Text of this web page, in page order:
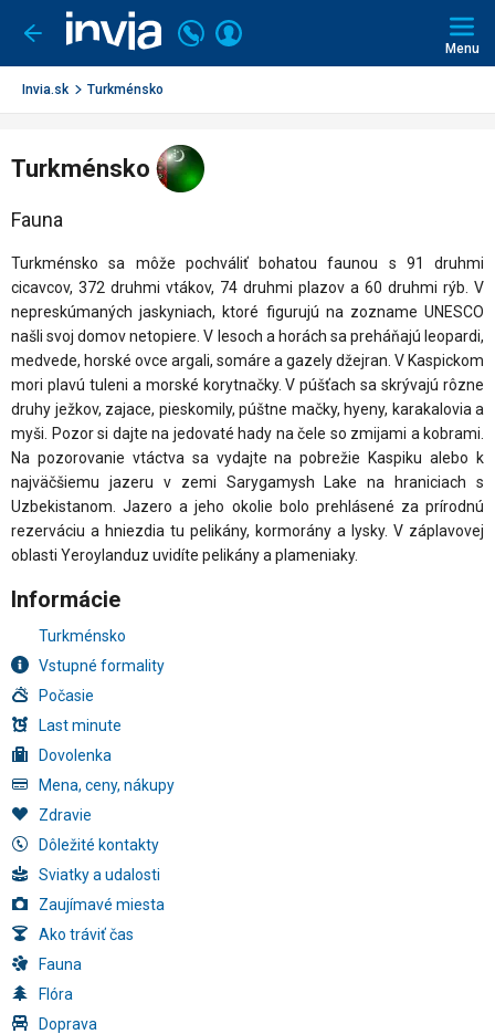
Ísť
späť
Volajte
+421
2
Prihlásiť
Menu
Invia.sk Turkménsko
Turkménsko
Fauna
Turkménsko sa môže pochváliť bohatou faunou s 91 druhmi
cicavcov, 372 druhmi vtákov, 74 druhmi plazov a 60 druhmi rýb. V
nepreskúmaných jaskyniach, ktoré figurujú na zozname UNESCO
našli svoj domov netopiere. V lesoch a horách sa preháňajú leopardi,
medvede, horské ovce argali, somáre a gazely džejran. V Kaspickom
mori plavú tuleni a morské korytnačky. V púšťach sa skrývajú rôzne
druhy ježkov, zajace, pieskomily, púštne mačky, hyeny, karakalovia a
myši. Pozor si dajte na jedovaté hady na čele so zmijami a kobrami.
Na pozorovanie vtáctva sa vydajte na pobrežie Kaspiku alebo k
najväčšiemu jazeru v zemi Sarygamysh Lake na hraniciach s
Uzbekistanom. Jazero a jeho okolie bolo prehlásené za prírodnú
rezerváciu a hniezdia tu pelikány, kormorány a lysky. V záplavovej
oblasti Yeroylanduz uvidíte pelikány a plameniaky.
Informácie
Turkménsko
Vstupné formality
Počasie
Last minute
Dovolenka
Mena, ceny, nákupy
Zdravie
Dôležité kontakty
Sviatky a udalosti
Zaujímavé miesta
Ako tráviť čas
Fauna
Flóra
Doprava